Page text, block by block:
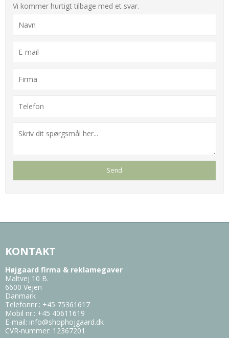
Vi kommer hurtigt tilbage med et svar.
KONTAKT
Højgaard firma & reklamegaver
Maltvej 10 B.
6600 Vejen
Danmark
Telefonnr.: +45 75361617
Mobil nr.: +45 40611619
E-mail: info@shophojgaard.dk
CVR-nummer: 12367201